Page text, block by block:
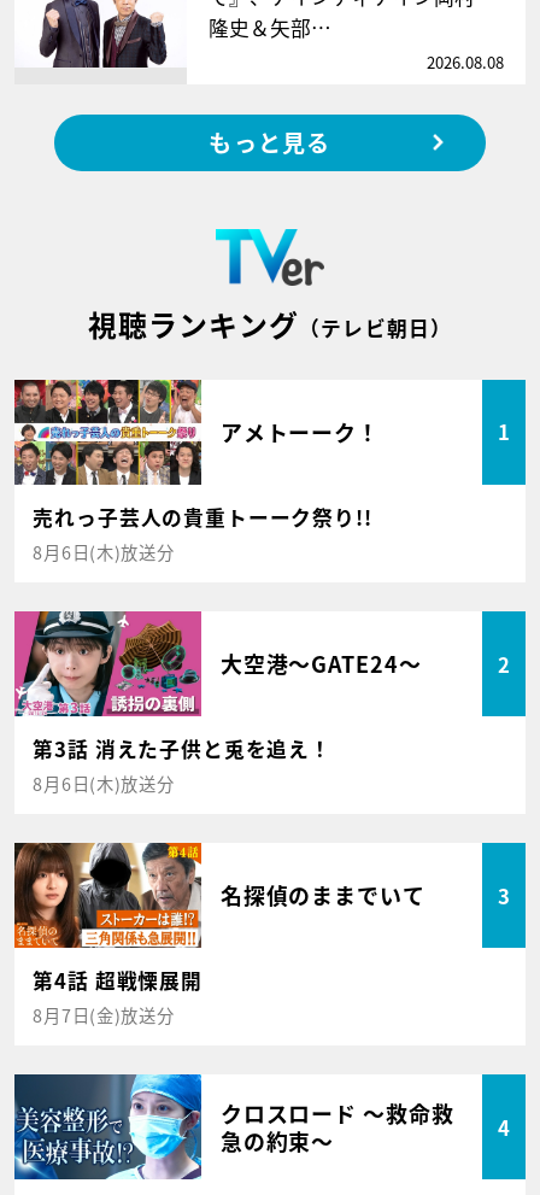
隆史＆矢部…
2026.08.08
もっと見る
視聴ランキング （テレビ朝日）
アメトーーク！ 1
売れっ子芸人の貴重トーーク祭り!!
8月6日(木)放送分
大空港～GATE24～ 2
第3話 消えた子供と兎を追え！
8月6日(木)放送分
名探偵のままでいて 3
第4話 超戦慄展開
8月7日(金)放送分
クロスロード ～救命救
急の約束～
4